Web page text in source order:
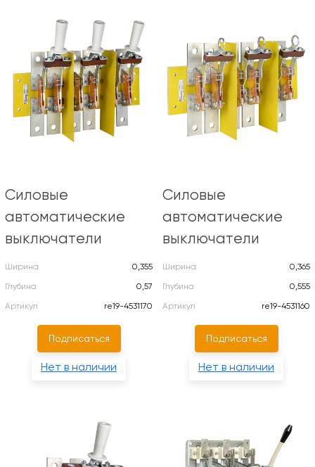
Силовые
автоматические
выключатели
Ширина
0,355
Глубина
0,57
Артикул
re19-4531170
Подписаться
Нет в наличии
Силовые
автоматические
выключатели
Ширина
0,365
Глубина
0,555
Артикул
re19-4531160
Подписаться
Нет в наличии